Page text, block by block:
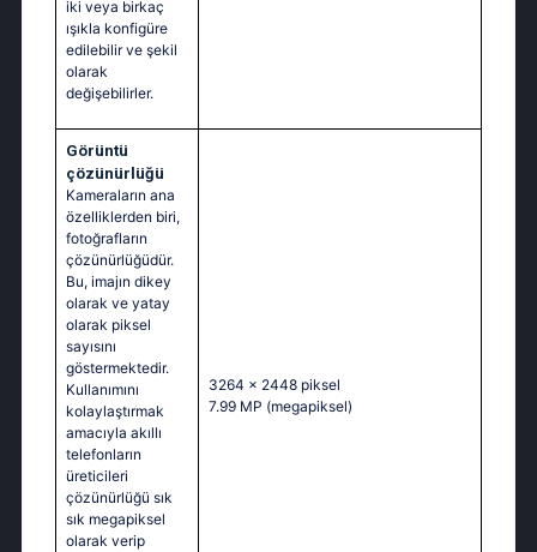
iki veya birkaç
ışıkla konfigüre
edilebilir ve şekil
olarak
değişebilirler.
Görüntü
çözünürlüğü
Kameraların ana
özelliklerden biri,
fotoğrafların
çözünürlüğüdür.
Bu, imajın dikey
olarak ve yatay
olarak piksel
sayısını
göstermektedir.
Kullanımını
kolaylaştırmak
amacıyla akıllı
telefonların
üreticileri
çözünürlüğü sık
sık megapiksel
olarak verip
3264 x 2448 piksel
7.99 MP (megapiksel)